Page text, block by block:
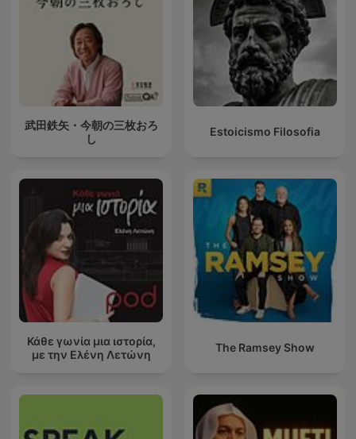
武田鉄矢・今朝の三枚おろ
し
Estoicismo Filosofia
Κάθε γωνία μια ιστορία,
με την Ελένη Λετώνη
The Ramsey Show